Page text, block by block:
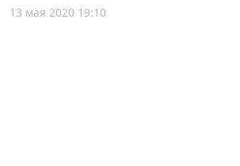
13 мая 2020 19:10